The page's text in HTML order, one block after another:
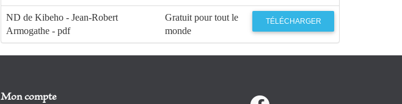
ND de Kibeho - Jean-Robert
Armogathe - pdf
Gratuit pour tout le
monde
TÉLÉCHARGER
Mon compte